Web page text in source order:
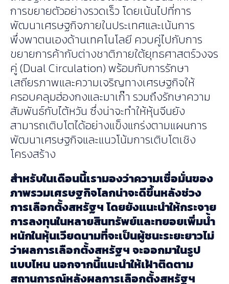
การขยายตัวอย่างรวดเร็ว โดยเน้นไปที่การ
พัฒนาเศรษฐกิจภายในประเทศและเน้นการ
พึ่งพาตนเองด้านเทคโนโลยี ควบคู่ไปกับการ
ขยายการค้ากับต่างชาติภายใต้ยุทธศาสตร์วงจร
คู่ (Dual Circulation) พร้อมกับการรักษา
เสถียรภาพและความเจริญทางเศรษฐกิจให้
ครอบคลุมฮ่องกงและมาเก๊า รวมถึงรักษาความ
สัมพันธ์กับไต้หวัน ซึ่งน่าจะทำให้หุ้นจีนยัง
สามารถเติบโตได้อย่างแข็งแกร่งตามแผนการ
พัฒนาเศรษฐกิจและแนวโน้มการเติบโตเชิง
โครงสร้าง
สำหรับในเดือนนี้เรามองว่าความเชื่อมั่นของ
ภาพรวมเศรษฐกิจโลกน่าจะดีขึ้นหลังช่วง
การเลือกตั้งสหรัฐฯ โดยยังแนะนำให้กระจาย
การลงทุนในหลายสินทรัพย์และทยอยเพิ่มน้ำ
หนักในหุ้นเวียดนามที่จะเป็นผู้ชนะระยะยาวไม่
ว่าผลการเลือกตั้งสหรัฐฯ จะออกมาในรูป
แบบไหน นอกจากนี้แนะนำให้เฝ้าติดตาม
สถานการณ์หลังผลการเลือกตั้งสหรัฐฯ